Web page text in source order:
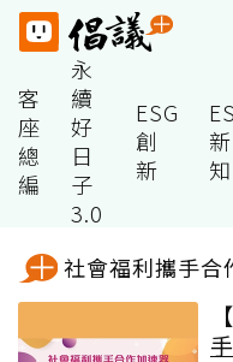
客
座
總
編
永
續
好
日
子
3.0
ESG
創
新
新
知
社會福利攜手合